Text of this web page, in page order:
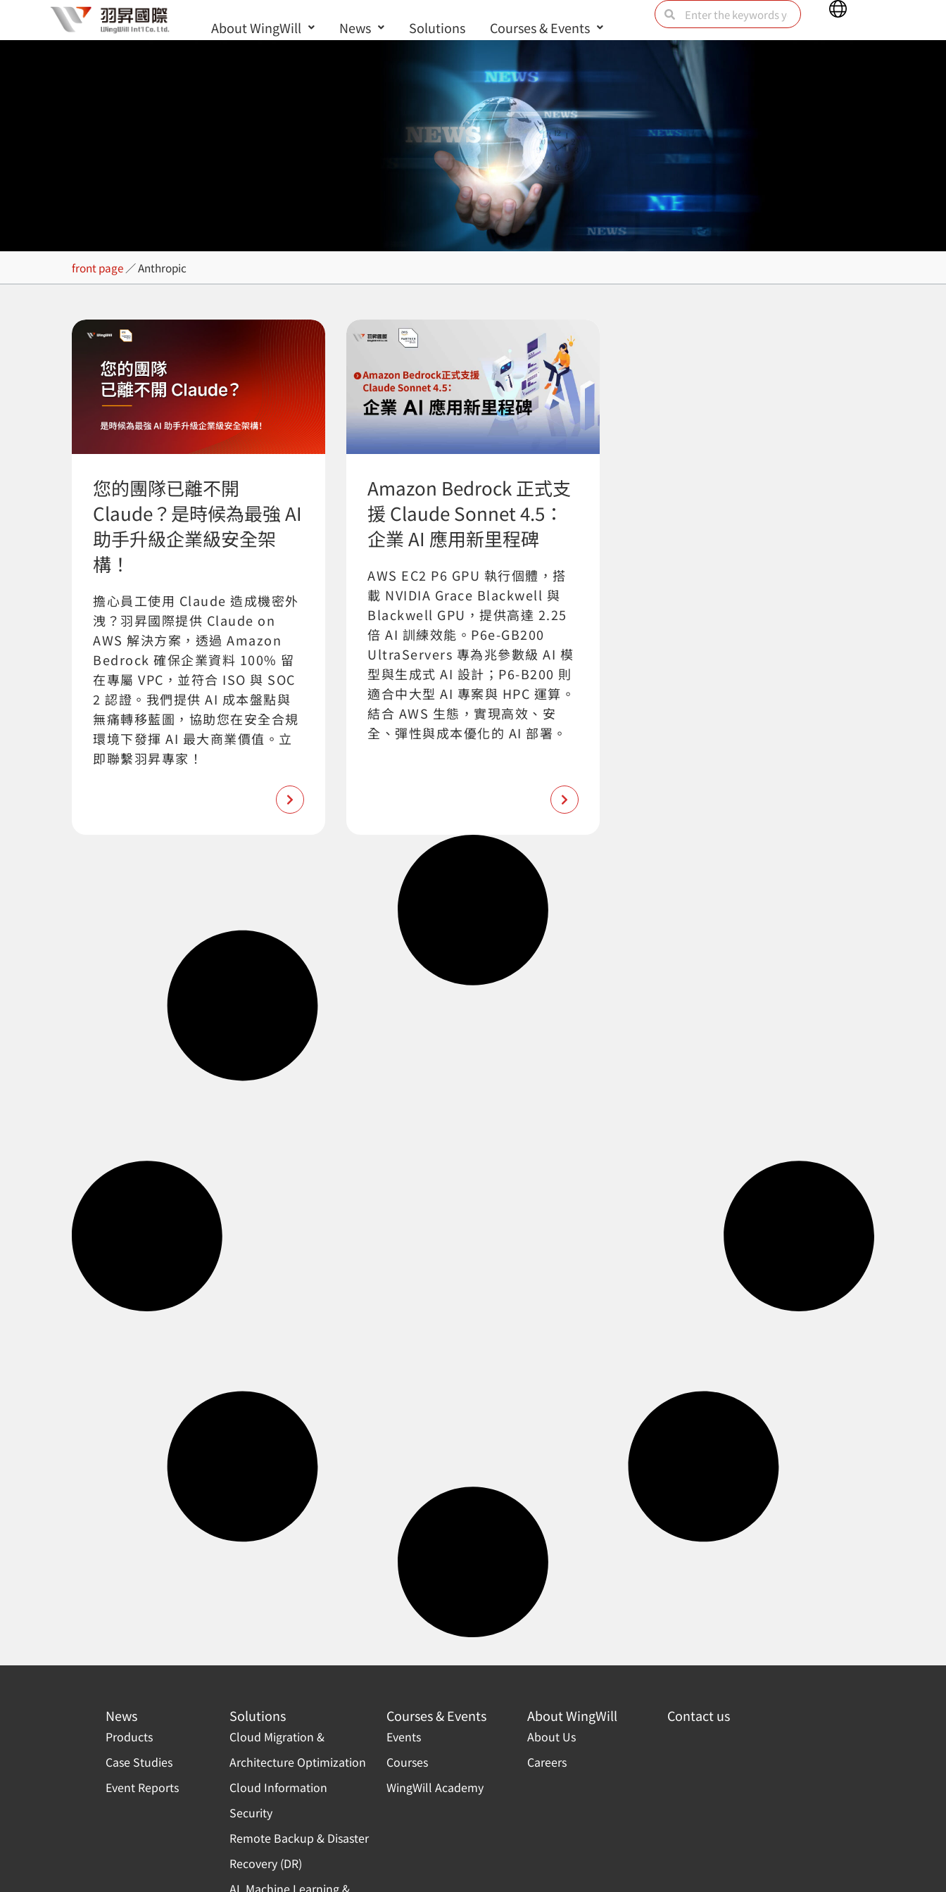
to
About WingWill News Solutions Courses & Events
SearchSearch
Main
Menu
Anthropic
front page ／Anthropic
您的團隊已離不開
Claude？是時候為最強 AI
助手升級企業級安全架
構！
擔心員工使用 Claude 造成機密外
洩？羽昇國際提供 Claude on
AWS 解決方案，透過 Amazon
Bedrock 確保企業資料 100% 留
在專屬 VPC，並符合 ISO 與 SOC
2 認證。我們提供 AI 成本盤點與
無痛轉移藍圖，協助您在安全合規
環境下發揮 AI 最大商業價值。立
即聯繫羽昇專家！
Amazon Bedrock 正式支
援 Claude Sonnet 4.5：
企業 AI 應用新里程碑
AWS EC2 P6 GPU 執行個體，搭
載 NVIDIA Grace Blackwell 與
Blackwell GPU，提供高達 2.25
倍 AI 訓練效能。P6e-GB200
UltraServers 專為兆參數級 AI 模
型與生成式 AI 設計；P6-B200 則
適合中大型 AI 專案與 HPC 運算。
結合 AWS 生態，實現高效、安
全、彈性與成本優化的 AI 部署。
News
Products
Case Studies
Event Reports
Solutions
Cloud Migration &
Architecture Optimization
Cloud Information
Security
Remote Backup & Disaster
Recovery (DR)
AI, Machine Learning &
Courses & Events
Events
Courses
WingWill Academy
About WingWill
About Us
Careers
Contact us